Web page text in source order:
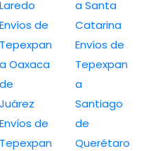
Laredo
Envíos de
Tepexpan
a Oaxaca
de
Juárez
Envíos de
Tepexpan
a Santa
Catarina
Envíos de
Tepexpan
a
Santiago
de
Querétaro